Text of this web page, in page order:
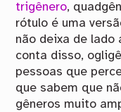
trigênero,
rótulo é uma
não deixa de lado
conta disso,
pessoas que
que sabem que
gêneros muito